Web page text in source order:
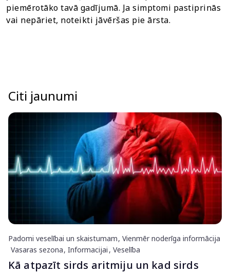
piemērotāko tavā gadījumā. Ja simptomi pastiprinās
vai nepāriet, noteikti jāvēršas pie ārsta.
Citi jaunumi
Padomi veselībai un skaistumam Vienmēr noderīga informācija
Vasaras sezona Informacijai Veselība
Kā atpazīt sirds aritmiju un kad sirds